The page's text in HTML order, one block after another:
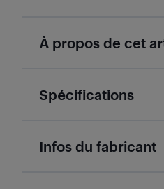
À propos de cet
Spécifications
Infos du fabricant